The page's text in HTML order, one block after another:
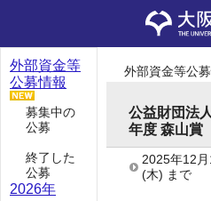
外部資金等
公募情報
募集中の
公募
終了した
公募
2026年
外部資金等公
公益財団法
年度 森山賞
2025年12月
(木) まで